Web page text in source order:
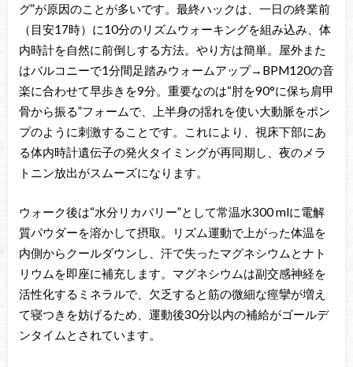
グ”が原因のことが多いです。最終ハックは、一日の終業前
（目安17時）に10分のリズムウォーキングを組み込み、体
内時計を自然に前倒しする方法。やり方は簡単。屋外また
はバルコニーで1分間足踏みウォームアップ→BPM120の音
楽に合わせて早歩きを9分。重要なのは“肘を90°に保ち肩甲
骨から振る”フォームで、上半身の揺れを使い大動脈をポン
プのように刺激することです。これにより、視床下部にあ
る体内時計遺伝子の発火タイミングが再同期し、夜のメラ
トニン放出がスムーズになります。
ウォーク後は“水分リカバリー”として常温水300 mlに電解
質パウダーを溶かして摂取。リズム運動で上がった体温を
内側からクールダウンし、汗で失ったマグネシウムとナト
リウムを即座に補充します。マグネシウムは副交感神経を
活性化するミネラルで、欠乏すると筋の微細な痙攣が増え
て寝つきを妨げるため、運動後30分以内の補給がゴールデ
ンタイムとされています。